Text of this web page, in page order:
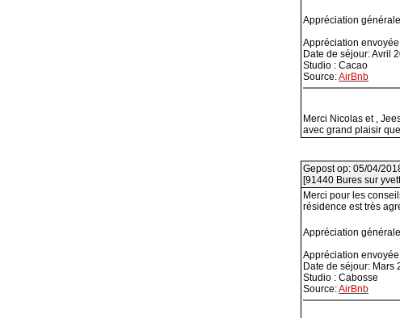
Appréciation
Appréciation
Date de séjour: Avril
Studio : Cacao
Source:AirBnb
Merci Nicolas et ,
avec grand plaisir
Gepost op: 05/04/
[91440 Bures sur
Merci pour les
résidence est très
Appréciation
Appréciation
Date de séjour: Mars
Studio : Cabosse
Source:AirBnb